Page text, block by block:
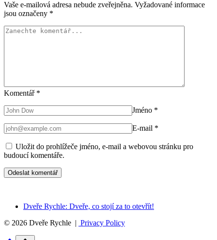
Vaše e-mailová adresa nebude zveřejněna. Vyžadované informace
jsou označeny *
Komentář *
Jméno *
E-mail *
Uložit do prohlížeče jméno, e-mail a webovou stránku pro
budoucí komentáře.
Dveře Rychle: Dveře, co stojí za to otevřít!
© 2026 Dveře Rychle | Privacy Policy